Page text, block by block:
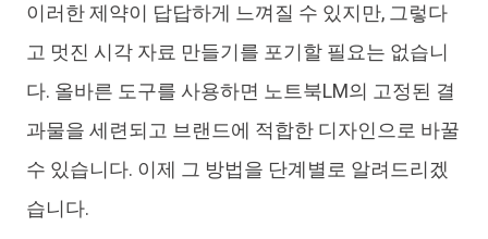
이러한 제약이 답답하게 느껴질 수 있지만, 그렇다
고 멋진 시각 자료 만들기를 포기할 필요는 없습니
다. 올바른 도구를 사용하면 노트북LM의 고정된 결
과물을 세련되고 브랜드에 적합한 디자인으로 바꿀
수 있습니다. 이제 그 방법을 단계별로 알려드리겠
습니다.